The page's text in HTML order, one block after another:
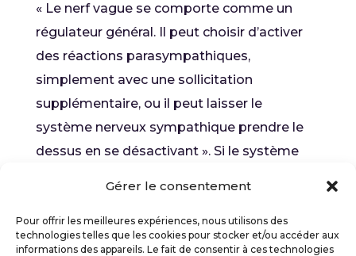
Gérer le consentement
Pour offrir les meilleures expériences, nous utilisons des
technologies telles que les cookies pour stocker et/ou accéder aux
informations des appareils. Le fait de consentir à ces technologies
« Le nerf vague se comporte comme un
régulateur général. Il peut choisir d’activer
des réactions parasympathiques,
simplement avec une sollicitation
supplémentaire, ou il peut laisser le
système nerveux sympathique prendre le
dessus en se désactivant ». Si le système
conduire à ce qu’on appelle la « réponse
vasovagale ».